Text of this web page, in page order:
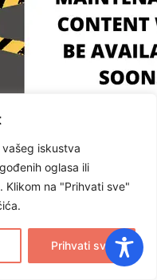
iskustva
oglasa ili
Klikom na "Prihvati sve"
Prihvati sve